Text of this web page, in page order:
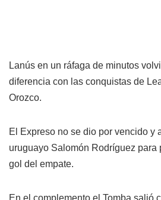
Lanús en un ráfaga de minutos
diferencia con las conquistas de
Orozco.
El Expreso no se dio por vencido y
uruguayo Salomón Rodríguez para
gol del empate.
En el complemento el Tomba salió